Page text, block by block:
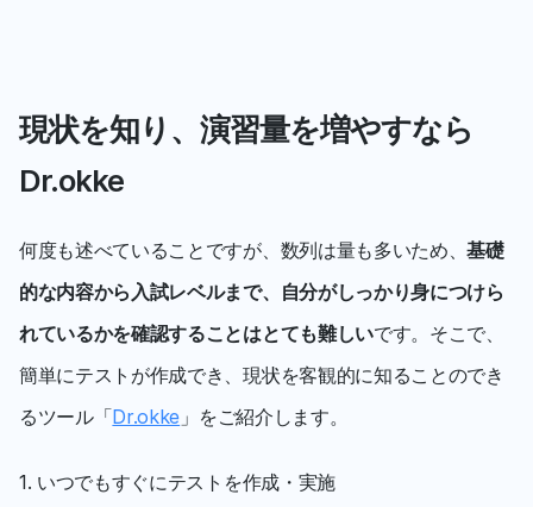
現状を知り、演習量を増やすなら
Dr.okke
何度も述べていることですが、数列は量も多いため、基礎
的な内容から入試レベルまで、自分がしっかり身につけら
れているかを確認することはとても難しいです。そこで、
簡単にテストが作成でき、現状を客観的に知ることのでき
るツール「Dr.okke 」をご紹介します。
1. いつでもすぐにテストを作成・実施